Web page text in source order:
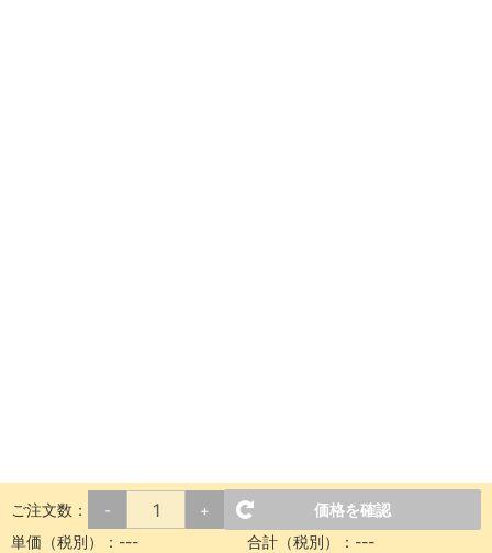
ご注文数： - +
価格を確認
単価（税別）： --- 合計（税別）： ---